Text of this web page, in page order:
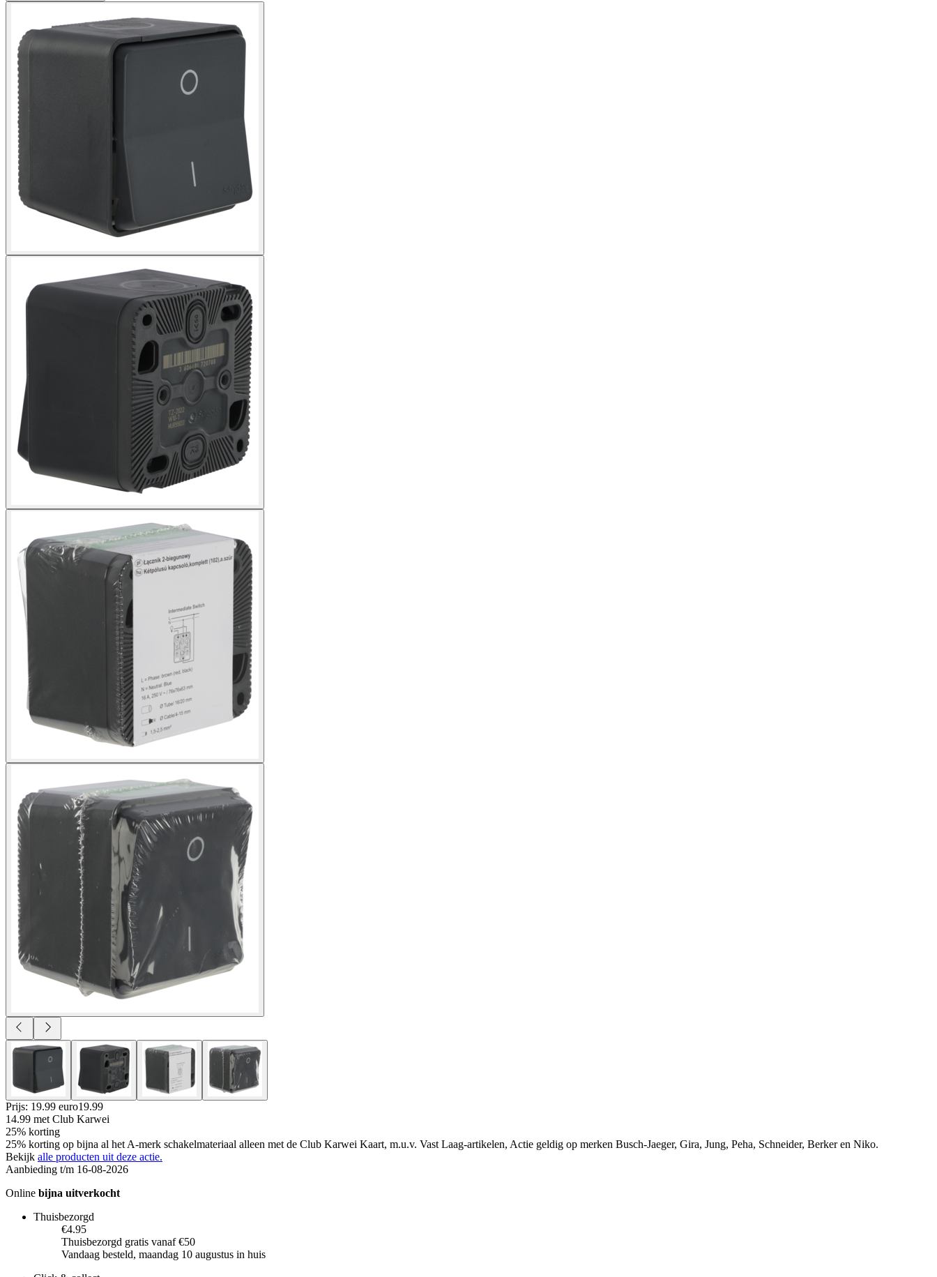
Prijs: 19.99 euro19.99
14.99 met Club Karwei
25% korting
25% korting op bijna al het A-merk schakelmateriaal alleen met de Club Karwei Kaart, m.u.v. Vast Laag-artikelen, Actie geldig op merken Busch-Jaeger, Gira, Jung, Peha, Schneider, Berker en Niko.
Bekijk alle producten uit deze actie.
Aanbieding t/m 16-08-2026
Online bijna uitverkocht
Thuisbezorgd
€4.95
Thuisbezorgd gratis vanaf €50
Vandaag besteld, maandag 10 augustus in huis